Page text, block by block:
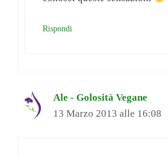
Rispondi
Ale - Golosità Vegane
13 Marzo 2013 alle 16:08